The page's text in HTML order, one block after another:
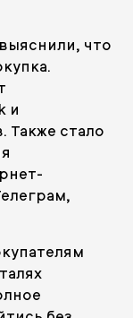
что
и
Также стало